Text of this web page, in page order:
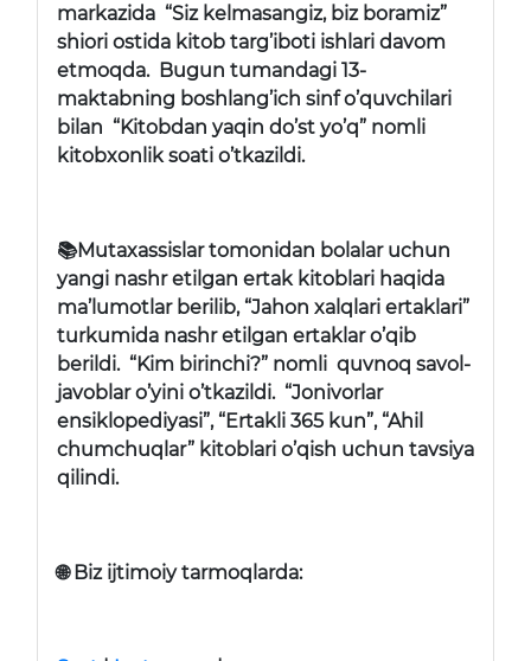
markazida “Siz kelmasangiz, biz boramiz”
shiori ostida kitob targ’iboti ishlari davom
etmoqda. Bugun tumandagi 13-
maktabning boshlang’ich sinf o’quvchilari
bilan “Kitobdan yaqin do’st yo’q” nomli
kitobxonlik soati o’tkazildi.
📚Mutaxassislar tomonidan bolalar uchun
yangi nashr etilgan ertak kitoblari haqida
ma’lumotlar berilib, “Jahon xalqlari ertaklari”
turkumida nashr etilgan ertaklar o’qib
berildi. “Kim birinchi?” nomli quvnoq savol-
javoblar o’yini o’tkazildi. “Jonivorlar
ensiklopediyasi”, “Ertakli 365 kun”, “Ahil
chumchuqlar” kitoblari o’qish uchun tavsiya
qilindi.
🌐 Biz ijtimoiy tarmoqlarda: